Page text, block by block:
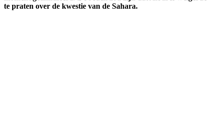
te praten over de kwestie van de Sahara.